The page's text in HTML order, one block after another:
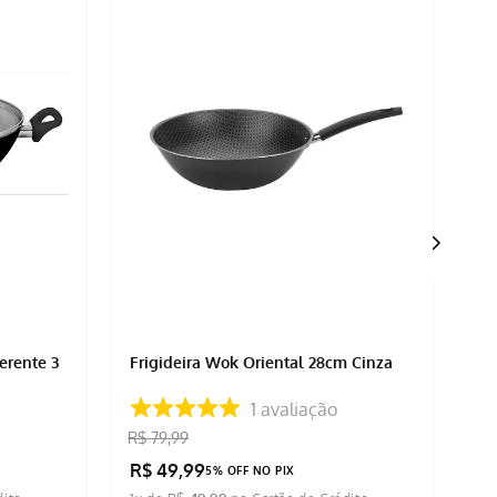
3
Frigideira Wok Oriental 28cm Cinza
1 avaliação
R$ 79,99
R$ 49,995% OFF NO PIX